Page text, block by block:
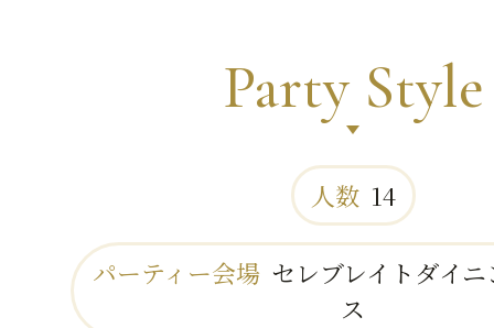
Party Style
人数 14
パーティー会場 セレブレイトダイ
ス